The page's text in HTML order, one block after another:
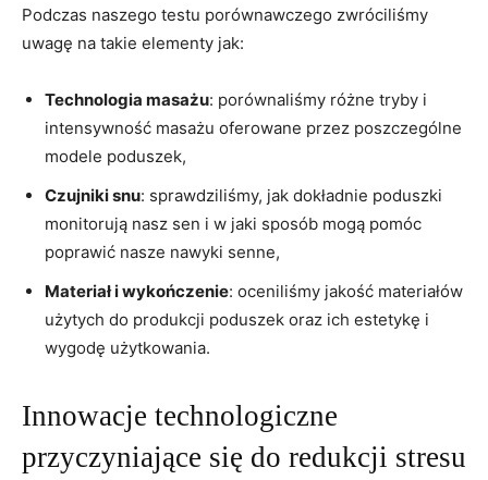
Podczas ⁤naszego ⁢testu porównawczego zwróciliśmy
uwagę na takie⁤ elementy jak:
Technologia masażu: porównaliśmy różne tryby i⁤
intensywność masażu oferowane​ przez poszczególne ​
modele ⁢poduszek,
Czujniki​ snu: sprawdziliśmy, jak dokładnie poduszki
monitorują nasz sen i⁣ w jaki sposób mogą pomóc
poprawić⁣ nasze nawyki ⁤senne,
Materiał i wykończenie: oceniliśmy jakość materiałów
użytych do produkcji poduszek oraz ich estetykę i​
wygodę użytkowania.
Innowacje technologiczne⁤
przyczyniające się do redukcji ​stresu